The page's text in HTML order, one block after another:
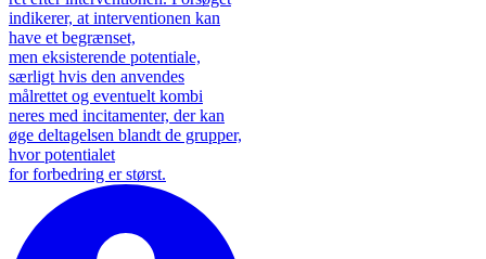
indikerer, at interventionen kan
have et begrænset,
men eksisterende potentiale,
særligt hvis den anvendes
målrettet og eventuelt kombi
neres med incitamenter, der kan
øge deltagelsen blandt de grupper,
hvor potentialet
for forbedring er størst.